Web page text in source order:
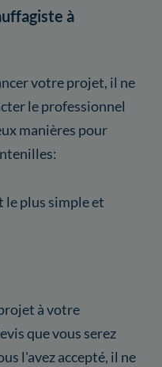
à
votre projet, il ne
le professionnel
manières pour
le plus simple et
à votre
que vous serez
l'avez accepté, il ne